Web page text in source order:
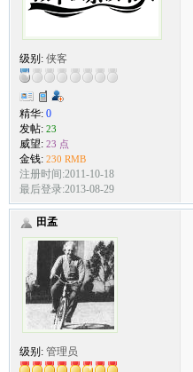
级别: 侠客
精华: 0
发帖: 23
威望: 23 点
金钱: 230 RMB
注册时间:2011-10-18
最后登录:2013-08-29
田孟
级别: 管理员